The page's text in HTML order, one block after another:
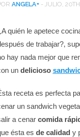
ANGELA+ - JULIO,
quién le apetece
de trabajar?,
hay nada mejor que
un delicioso
receta es perfecta
un sandwich
a cenar comida
ésta es de calidad y